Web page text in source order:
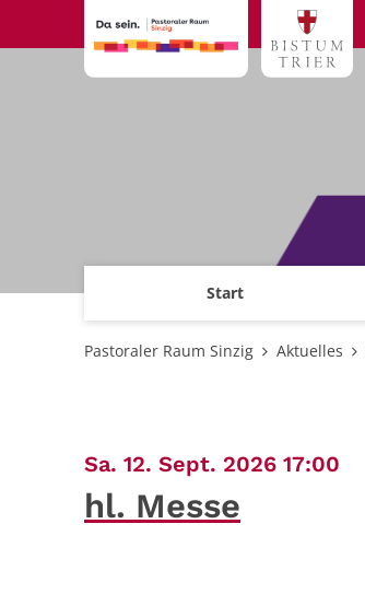
Start
Pastoraler Raum Sinzig Aktuelles
Sa. 12. Sept. 2026 17:00
hl. Messe